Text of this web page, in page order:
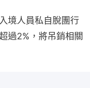
境人員私自脫團行
過2%，將吊銷相關